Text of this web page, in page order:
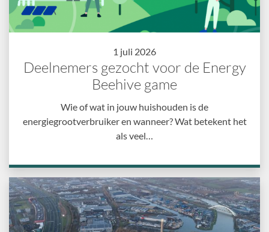
1 juli 2026
Deelnemers gezocht voor de Energy
Beehive game
Wie of wat in jouw huishouden is de
energiegrootverbruiker en wanneer? Wat betekent het
als veel…